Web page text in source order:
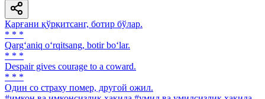
Қарғани қўрқитсанг, ботир бўлар.
* * *
Qarg‘aniq o‘rqitsang, botir bo‘lar.
* * *
Despair gives courage to a coward.
* * *
Один со страху помер, другой ожил.